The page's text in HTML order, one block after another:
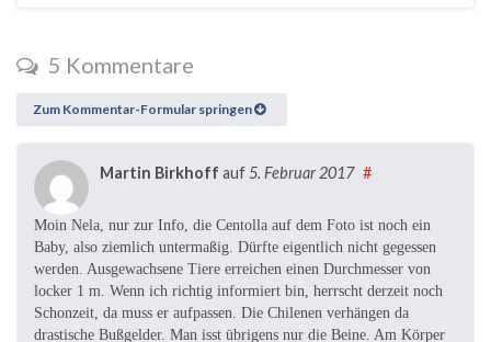
5 Kommentare
Zum Kommentar-Formular springen
Martin Birkhoff auf5. Februar 2017 #
Moin Nela, nur zur Info, die Centolla auf dem Foto ist noch ein
Baby, also ziemlich untermaßig. Dürfte eigentlich nicht gegessen
werden. Ausgewachsene Tiere erreichen einen Durchmesser von
locker 1 m. Wenn ich richtig informiert bin, herrscht derzeit noch
Schonzeit, da muss er aufpassen. Die Chilenen verhängen da
drastische Bußgelder. Man isst übrigens nur die Beine. Am Körper